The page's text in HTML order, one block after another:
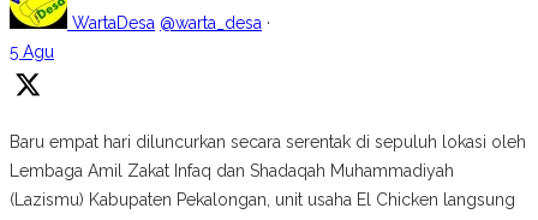
WartaDesa @warta_desa ·
5 Agu
Baru empat hari diluncurkan secara serentak di sepuluh lokasi oleh
Lembaga Amil Zakat Infaq dan Shadaqah Muhammadiyah
(Lazismu) Kabupaten Pekalongan, unit usaha El Chicken langsung